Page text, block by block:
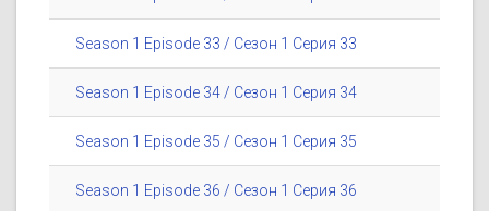
Season 1 Episode 33 / Сезон 1 Серия 33
Season 1 Episode 34 / Сезон 1 Серия 34
Season 1 Episode 35 / Сезон 1 Серия 35
Season 1 Episode 36 / Сезон 1 Серия 36